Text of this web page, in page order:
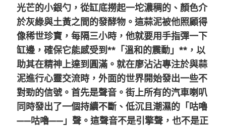
光芒的小銀勺，從缸底撈起一坨濃稠的、顏色介
於灰綠與土黃之間的發酵物。這蒜泥被他照顧得
像稀世珍寶，每隔三小時，他就要用手指彈一下
缸邊，確保它能感受到**「溫和的震動」**，以
助其在精神上達到圓滿。就在廖沾沾專注於與蒜
泥進行心靈交流時，外面的世界開始發出一些不
對勁的信號。首先是聲音。街上所有的汽車喇叭
同時發出了一個持續不斷、低沉且潮濕的「咕嚕
——咕嚕——」聲。這聲音不是引擎聲，也不是正